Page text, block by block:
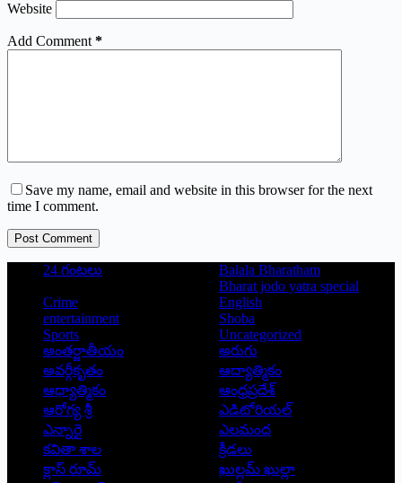
Website
Add Comment *
Save my name, email and website in this browser for the next
time I comment.
Post Comment
24 గంటలు
Balala Bharatham
Bharat jodo yatra special
Crime
English
entertainment
Shoba
Sports
Uncategorized
అంతర్జాతీయం
అరుగు
అవర్గీకృతం
ఆద్యాత్మికం
ఆధ్యాత్మికం
ఆంధ్రప్రదేశ్
ఆరోగ్య శ్రీ
ఎడిటోరియల్
ఎన్నారై
ఎలమంద
కవితా శాల
క్రీడలు
క్లాస్ రూమ్
ఖుల్లమ్ ఖుల్లా